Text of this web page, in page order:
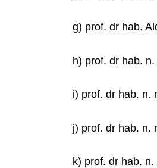
g) prof. dr hab.
h) prof. dr hab.
i) prof. dr hab. n.
j) prof. dr hab. n.
k) prof. dr hab.